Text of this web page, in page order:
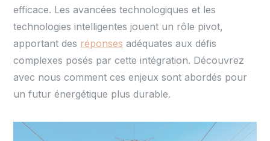
efficace. Les avancées technologiques et les
technologies intelligentes jouent un rôle pivot,
apportant des réponses adéquates aux défis
complexes posés par cette intégration. Découvrez
avec nous comment ces enjeux sont abordés pour
un futur énergétique plus durable.